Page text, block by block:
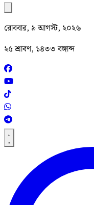
রোববার, ৯ আগস্ট, ২০২৬
২৫ শ্রাবণ, ১৪৩৩ বঙ্গাব্দ